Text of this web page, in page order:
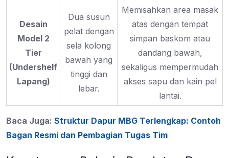
Desain
Model 2
Tier
(Undershelf
Lapang)
Dua susun
pelat dengan
sela kolong
bawah yang
tinggi dan
lebar.
Memisahkan area masak
atas dengan tempat
simpan baskom atau
dandang bawah,
sekaligus mempermudah
akses sapu dan kain pel
lantai.
Baca Juga: Struktur Dapur MBG Terlengkap: Contoh
Bagan Resmi dan Pembagian Tugas Tim